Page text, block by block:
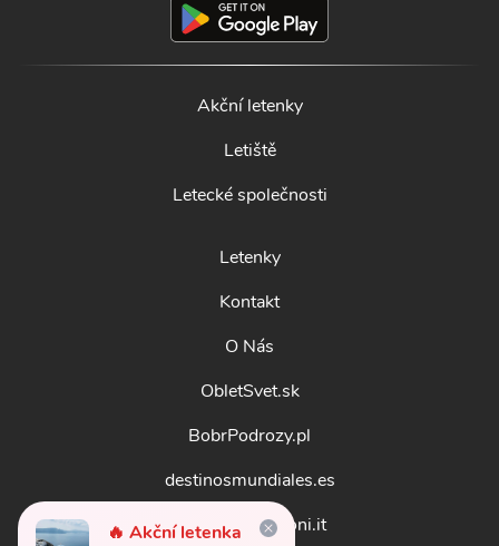
🔥 Akční letenka
Akční letenky
Letiště
Letecké společnosti
Letenky
Kontakt
O Nás
ObletSvet.sk
BobrPodrozy.pl
destinosmundiales.es
guidadestinazioni.it